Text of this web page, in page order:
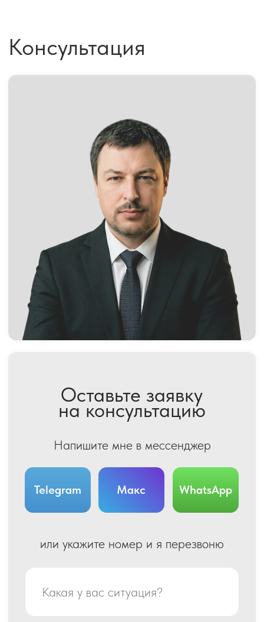
ШУПИКОВ Е.В.
ЖЕЛТАЯ ЗОНА ЗСК
РАЗБЛОКИРОВКА 161-ФЗ
НАЛОГОВАЯ ЗАЩИТА
ОТЗЫВЫ И КЕЙСЫ
ВТОРОЕ МНЕНИЕ
Политика конфиденциальности
Шупиков Евгений Валерьевич
Адвокатская палата Московской области
Центральная Московская Коллегия Адвокатов
ОГРН/ИНН: 1147799016386 / 7703481276
Москва, Зоологическая 22
Реестр 50/10387
Зоологическая 22
Мы работаем пн.-пт. 10:00-19:00